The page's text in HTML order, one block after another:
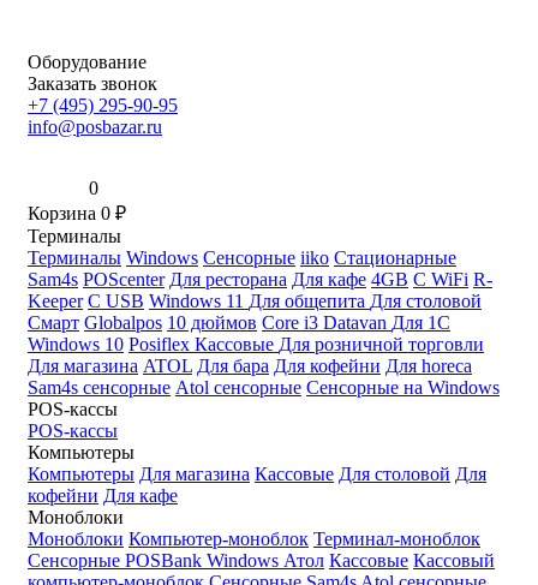
Оборудование
Заказать звонок
+7 (495) 295-90-95
info@posbazar.ru
0
Корзина 0 ₽
Терминалы
Терминалы Windows Сенсорные iiko Стационарные
Sam4s POScenter Для ресторана Для кафе 4GB С WiFi R-
Keeper С USB Windows 11 Для общепита Для столовой
Смарт Globalpos 10 дюймов Core i3 Datavan Для 1С
Windows 10 Posiflex Кассовые Для розничной торговли
Для магазина ATOL Для бара Для кофейни Для horeca
Sam4s сенсорные Atol сенсорные Сенсорные на Windows
POS-кассы
POS-кассы
Компьютеры
Компьютеры Для магазина Кассовые Для столовой Для
кофейни Для кафе
Моноблоки
Моноблоки Компьютер-моноблок Терминал-моноблок
Сенсорные POSBank Windows Атол Кассовые Кассовый